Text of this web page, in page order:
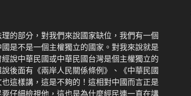
的部分，對我們來說國家缺位，我們有一個
是不是一個主權獨立的國家。對我來說就是
說中華民國或中華民國台灣是個主權獨立的
後面有《兩岸人民關係條例》、《中華民國
這樣講，這是不夠的！這相對中國而言正是
仔細檢視他，這也是為什麼經民連一直在講